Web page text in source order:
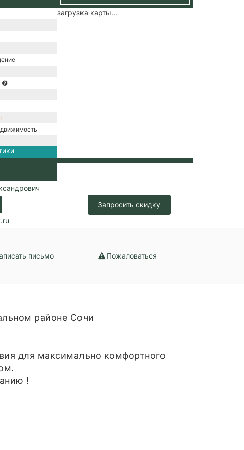
/
/
загрузка карты...
Запросить скидку
письмо Пожаловаться
районе Сочи
для максимально комфортного
!